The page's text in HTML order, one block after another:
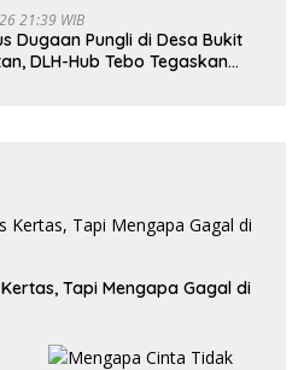
21:39 WIB
Dugaan Pungli di Desa Bukit
DLH-Hub Tebo Tegaskan
Tapi Mengapa Gagal di